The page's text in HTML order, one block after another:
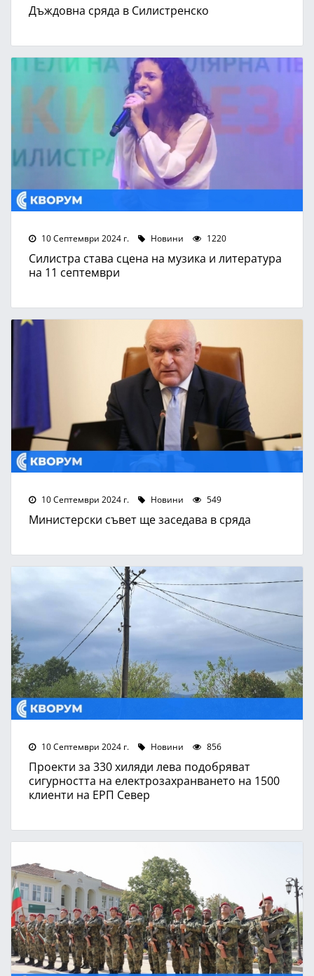
Дъждовна сряда в Силистренско
10 Септември 2024 г. Новини 1220
Силистра става сцена на музика и литература
на 11 септември
10 Септември 2024 г. Новини 549
Министерски съвет ще заседава в сряда
10 Септември 2024 г. Новини 856
Проекти за 330 хиляди лева подобряват
сигурността на електрозахранването на 1500
клиенти на ЕРП Север